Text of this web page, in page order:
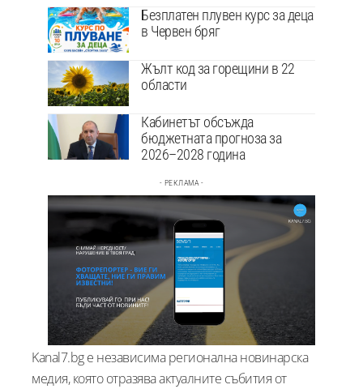
Безплатен плувен курс за деца
в Червен бряг
Жълт код за горещини в 22
области
Кабинетът обсъжда
бюджетната прогноза за
2026–2028 година
- РЕКЛАМА -
Kanal7.bg е независима регионална новинарска
медия, която отразява актуалните събития от